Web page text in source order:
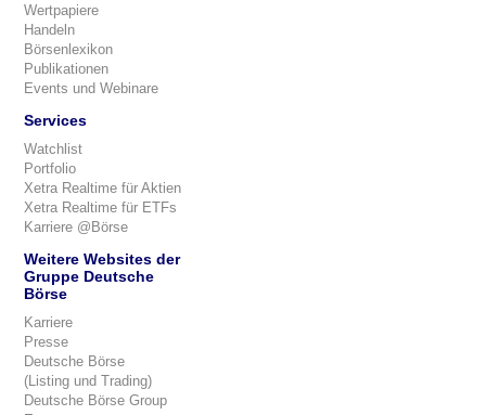
Wertpapiere
Handeln
Börsenlexikon
Publikationen
Events und Webinare
Services
Watchlist
Portfolio
Xetra Realtime für Aktien
Xetra Realtime für ETFs
Karriere @Börse
Weitere Websites der
Gruppe Deutsche
Börse
Karriere
Presse
Deutsche Börse
(Listing und Trading)
Deutsche Börse Group